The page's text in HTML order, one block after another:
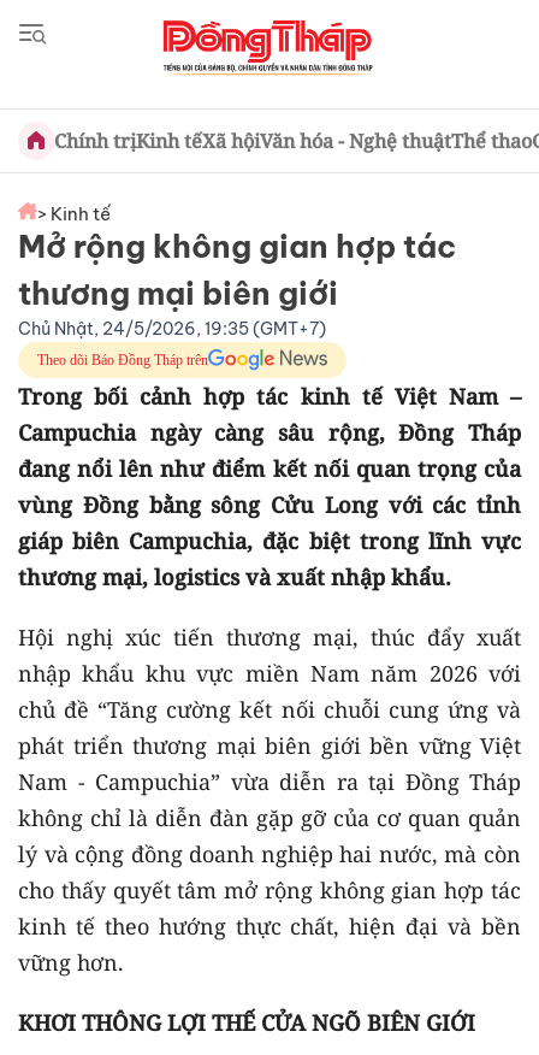
Chính trịKinh tếXã hộiVăn hóa - Nghệ thuậtThể thao
> Kinh tế
Mở rộng không gian hợp tác
thương mại biên giới
Chủ Nhật, 24/5/2026, 19:35 (GMT+7)
Theo dõi Báo Đồng Tháp trên
Trong bối cảnh hợp tác kinh tế Việt Nam –
Campuchia ngày càng sâu rộng, Đồng Tháp
đang nổi lên như điểm kết nối quan trọng của
vùng Đồng bằng sông Cửu Long với các tỉnh
giáp biên Campuchia, đặc biệt trong lĩnh vực
thương mại, logistics và xuất nhập khẩu.
Hội nghị xúc tiến thương mại, thúc đẩy xuất
nhập khẩu khu vực miền Nam năm 2026 với
chủ đề “Tăng cường kết nối chuỗi cung ứng và
phát triển thương mại biên giới bền vững Việt
Nam - Campuchia” vừa diễn ra tại Đồng Tháp
không chỉ là diễn đàn gặp gỡ của cơ quan quản
lý và cộng đồng doanh nghiệp hai nước, mà còn
cho thấy quyết tâm mở rộng không gian hợp tác
kinh tế theo hướng thực chất, hiện đại và bền
vững hơn.
KHƠI THÔNG LỢI THẾ CỬA NGÕ BIÊN GIỚI